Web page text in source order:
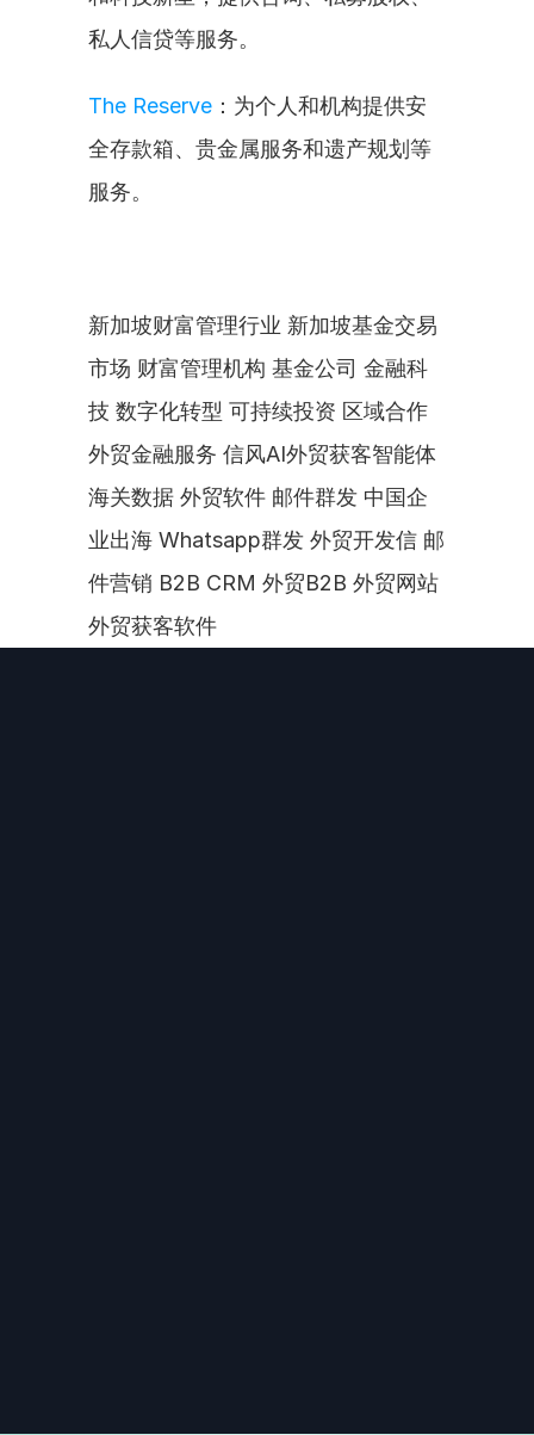
私人信贷等服务。
The Reserve ：为个人和机构提供安
全存款箱、贵金属服务和遗产规划等
服务。
新加坡财富管理行业 新加坡基金交易
市场 财富管理机构 基金公司 金融科
技 数字化转型 可持续投资 区域合作
外贸金融服务 信风AI外贸获客智能体
海关数据 外贸软件 邮件群发 中国企
业出海 Whatsapp群发 外贸开发信 邮
件营销 B2B CRM 外贸B2B 外贸网站
外贸获客软件